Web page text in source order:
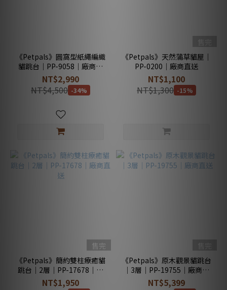
《Petpals》圓窩型紙繩編織
貓跳台｜PP-9058｜廠商直
送
NT$2,990
NT$4,500 -34%
《Petpals》天然蒲草貓屋｜
PP-0200｜廠商直送
NT$1,100
NT$1,300 -15%
售完
《Petpals》簡約雙柱療癒貓
跳台｜2層｜PP-17678｜廠
商直送
NT$1,950
《Petpals》原木觀景貓跳台
｜3層｜PP-19755｜廠商直
送
NT$5,399